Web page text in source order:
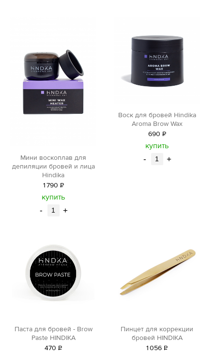
Мини воскоплав для
депиляции бровей и лица
Hindika
1790 Р
уб.
купить
- +
Воск для бровей Hindika
Aroma Brow Wax
690 Р
уб.
купить
- +
Паста для бровей - Brow
Paste HINDIKA
470 Р
Пинцет для коррекции
бровей HINDIKA
1056 Р